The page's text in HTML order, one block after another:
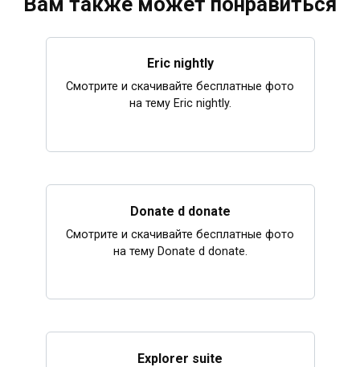
Eric nightly
Смотрите и скачивайте бесплатные фото
на тему Eric nightly.
Donate d donate
Смотрите и скачивайте бесплатные фото
на тему Donate d donate.
Explorer suite